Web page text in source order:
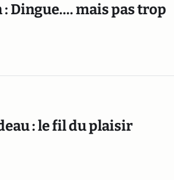
Dingue.... mais pas trop
: le fil du plaisir